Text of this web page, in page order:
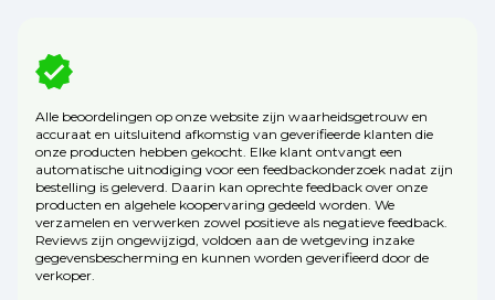
Alle beoordelingen op onze website zijn waarheidsgetrouw en
accuraat en uitsluitend afkomstig van geverifieerde klanten die
onze producten hebben gekocht. Elke klant ontvangt een
automatische uitnodiging voor een feedbackonderzoek nadat zijn
bestelling is geleverd. Daarin kan oprechte feedback over onze
producten en algehele koopervaring gedeeld worden. We
verzamelen en verwerken zowel positieve als negatieve feedback.
Reviews zijn ongewijzigd, voldoen aan de wetgeving inzake
gegevensbescherming en kunnen worden geverifieerd door de
verkoper.